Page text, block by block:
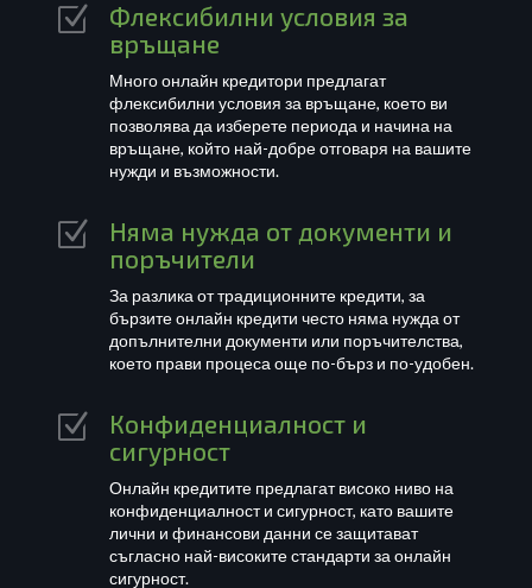
Z
Флексибилни условия за
връщане
Много онлайн кредитори предлагат
флексибилни условия за връщане, което ви
позволява да изберете периода и начина на
връщане, който най-добре отговаря на вашите
нужди и възможности.
Z
Няма нужда от документи и
поръчители
За разлика от традиционните кредити, за
бързите онлайн кредити често няма нужда от
допълнителни документи или поръчителства,
което прави процеса още по-бърз и по-удобен.
Z
Конфиденциалност и
сигурност
Онлайн кредитите предлагат високо ниво на
конфиденциалност и сигурност, като вашите
лични и финансови данни се защитават
съгласно най-високите стандарти за онлайн
сигурност.